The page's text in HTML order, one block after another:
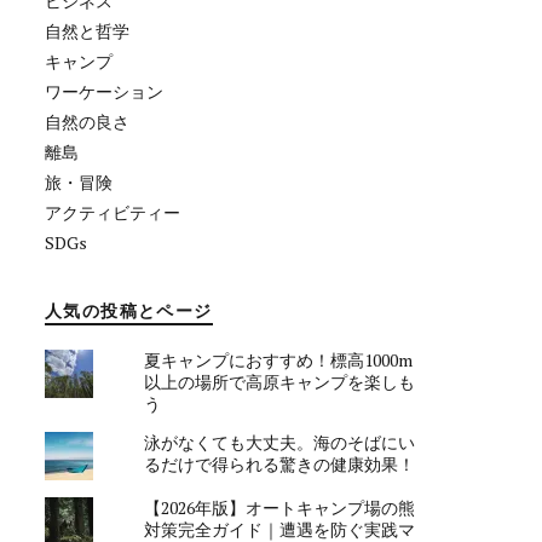
自然と哲学
キャンプ
ワーケーション
自然の良さ
離島
旅・冒険
アクティビティー
SDGs
人気の投稿とページ
夏キャンプにおすすめ！標高1000m
以上の場所で高原キャンプを楽しも
う
泳がなくても大丈夫。海のそばにい
るだけで得られる驚きの健康効果！
【2026年版】オートキャンプ場の熊
対策完全ガイド｜遭遇を防ぐ実践マ